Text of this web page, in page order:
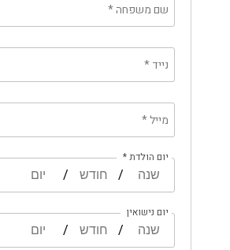
שם משפחה*
נייד*
מייל*
/ /
יום הולדת *
/ /
יום נישואין